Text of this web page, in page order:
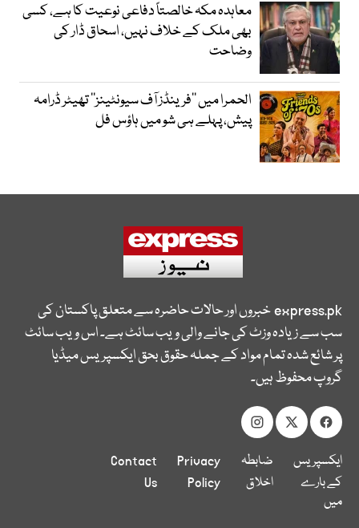
معاہدہ مکہ خالصتاً دفاعی نوعیت کا ہے، کسی
بھی ملک کے خلاف نہیں، اسحاق ڈار کی
وضاحت
الحمرا میں ’’فرینڈز آف سیونٹینز‘‘ تھیٹر ڈرامہ
پیش، پہلے ہی شو میں ہاؤس فل
express.pkخبروں اور حالات حاضرہ سے متعلق پاکستان کی
سب سے زیادہ وزٹ کی جانے والی ویب سائٹ ہے۔ اس ویب سائٹ
پر شائع شدہ تمام مواد کے جملہ حقوق بحق ایکسپریس میڈیا
گروپ محفوظ ہیں۔
ایکسپریس
کے بارے
میں
ضابطہ
اخلاق
Privacy
Policy
Contact
Us